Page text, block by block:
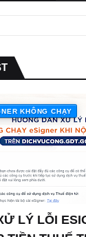
KHÔNG CHẠY
LÝ LỖI